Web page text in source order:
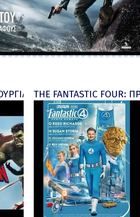
ΜΕΡΑ (Spider-Man:
THE FANTASTIC